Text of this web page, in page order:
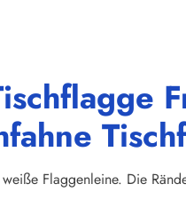
Flaggenleine. Die